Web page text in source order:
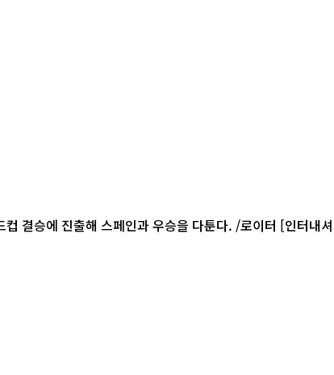
진출해 스페인과 우승을 다툰다. /로이터 [인터내셔